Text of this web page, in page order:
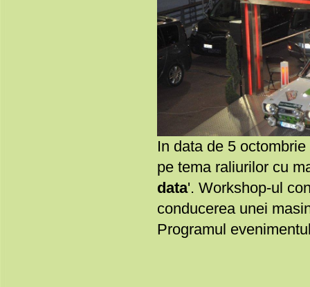
In data de 5
pe tema raliurilor cu
data'. Workshop-ul
conducerea unei
Programul